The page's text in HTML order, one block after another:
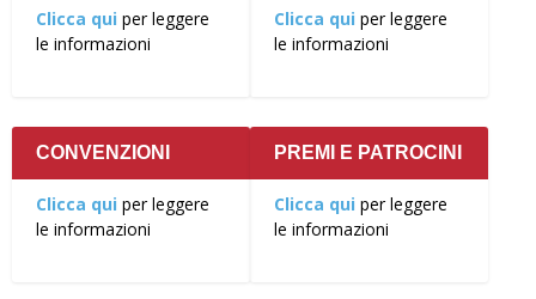
Clicca qui per leggere
le informazioni
Clicca qui per leggere
le informazioni
CONVENZIONI
Clicca qui per leggere
le informazioni
PREMI E PATROCINI
Clicca qui per leggere
le informazioni